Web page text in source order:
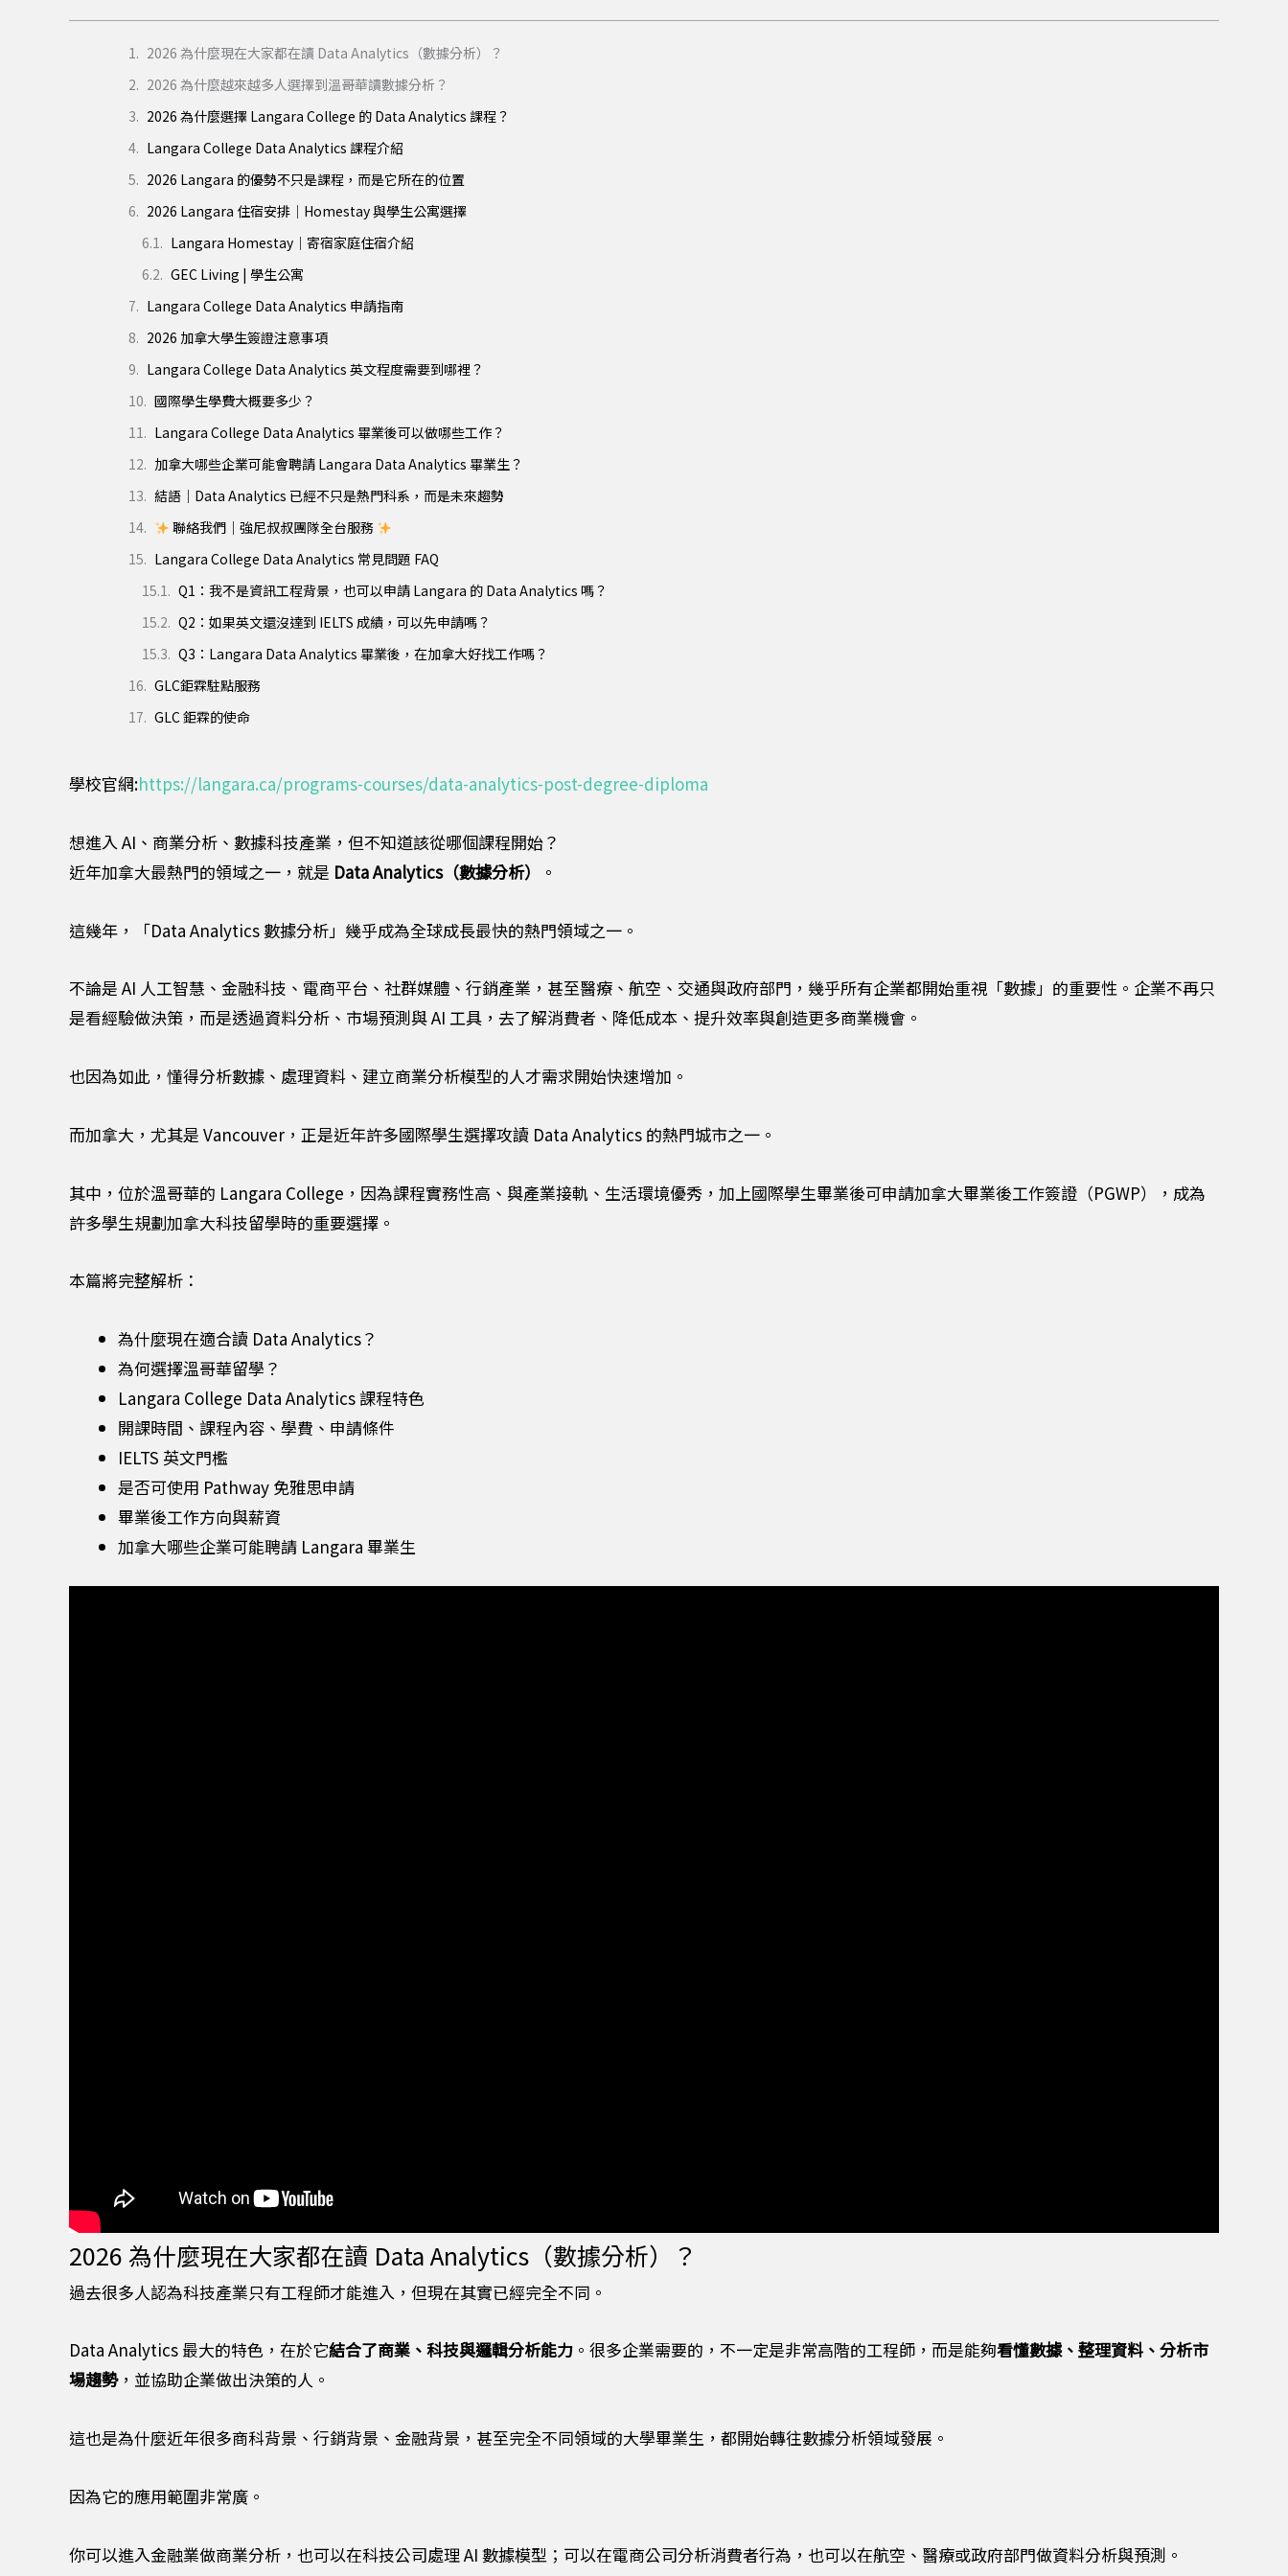
2026 為什麼現在大家都在讀 Data Analytics（數據分析）？
2026 為什麼越來越多人選擇到溫哥華讀數據分析？
2026 為什麼選擇 Langara College 的 Data Analytics 課程？
Langara College Data Analytics 課程介紹
2026 Langara 的優勢不只是課程，而是它所在的位置
2026 Langara 住宿安排｜Homestay 與學生公寓選擇
Langara Homestay｜寄宿家庭住宿介紹
GEC Living | 學生公寓
Langara College Data Analytics 申請指南
2026 加拿大學生簽證注意事項
Langara College Data Analytics 英文程度需要到哪裡？
國際學生學費大概要多少？
Langara College Data Analytics 畢業後可以做哪些工作？
加拿大哪些企業可能會聘請 Langara Data Analytics 畢業生？
結語｜Data Analytics 已經不只是熱門科系，而是未來趨勢
聯絡我們｜強尼叔叔團隊全台服務
Langara College Data Analytics 常見問題 FAQ
Q1：我不是資訊工程背景，也可以申請 Langara 的 Data Analytics 嗎？
Q2：如果英文還沒達到 IELTS 成績，可以先申請嗎？
Q3：Langara Data Analytics 畢業後，在加拿大好找工作嗎？
GLC鉅霖駐點服務
GLC 鉅霖的使命
學校官網:https://langara.ca/programs-courses/data-analytics-post-degree-diploma
想進入 AI、商業分析、數據科技產業，但不知道該從哪個課程開始？
近年加拿大最熱門的領域之一，就是 Data Analytics（數據分析） 。
這幾年，「Data Analytics 數據分析」幾乎成為全球成長最快的熱門領域之一。
不論是 AI 人工智慧、金融科技、電商平台、社群媒體、行銷產業，甚至醫療、航空、交通與政府部門，幾乎所有企業都開始重視「數據」的重要性。企業不再只
是看經驗做決策，而是透過資料分析、市場預測與 AI 工具，去了解消費者、降低成本、提升效率與創造更多商業機會。
也因為如此，懂得分析數據、處理資料、建立商業分析模型的人才需求開始快速增加。
而加拿大，尤其是 Vancouver，正是近年許多國際學生選擇攻讀 Data Analytics 的熱門城市之一。
其中，位於溫哥華的 Langara College，因為課程實務性高、與產業接軌、生活環境優秀，加上國際學生畢業後可申請加拿大畢業後工作簽證（PGWP），成為
許多學生規劃加拿大科技留學時的重要選擇。
本篇將完整解析：
為什麼現在適合讀 Data Analytics？
為何選擇溫哥華留學？
Langara College Data Analytics 課程特色
開課時間、課程內容、學費、申請條件
IELTS 英文門檻
是否可使用 Pathway 免雅思申請
畢業後工作方向與薪資
加拿大哪些企業可能聘請 Langara 畢業生
2026 為什麼現在大家都在讀 Data Analytics（數據分析）？
過去很多人認為科技產業只有工程師才能進入，但現在其實已經完全不同。
Data Analytics 最大的特色，在於它結合了商業、科技與邏輯分析能力 。很多企業需要的，不一定是非常高階的工程師，而是能夠看懂數據、整理資料、分析市
場趨勢，並協助企業做出決策的人。
這也是為什麼近年很多商科背景、行銷背景、金融背景，甚至完全不同領域的大學畢業生，都開始轉往數據分析領域發展。
因為它的應用範圍非常廣。
你可以進入金融業做商業分析，也可以在科技公司處理 AI 數據模型；可以在電商公司分析消費者行為，也可以在航空、醫療或政府部門做資料分析與預測。